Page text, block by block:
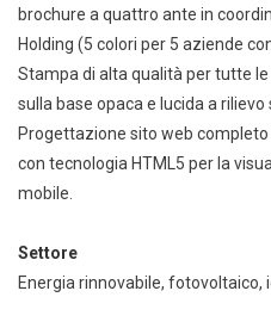
brochure a quattro ante in
Holding (5 colori per 5 aziende
Stampa di alta qualità per tutte
sulla base opaca e lucida a rilievo
Progettazione sito web
con tecnologia HTML5 per la
mobile.
Settore
Energia rinnovabile, fotovoltaico,